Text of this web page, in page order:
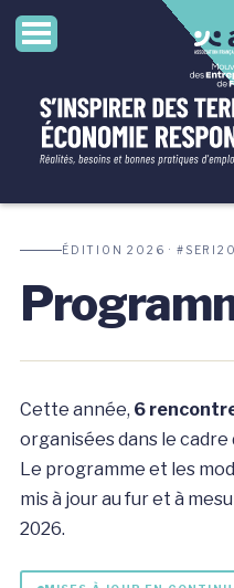
ÉDITION 2026 ·
Cette année, 6
organisées dans le cadre
Le programme et les
mis à jour au fur et à
2026.